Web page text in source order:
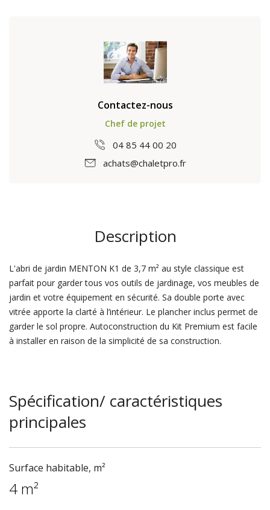
Contactez-nous
Chef de projet
04 85 44 00 20
achats@chaletpro.fr
Description
L'abri de jardin MENTON K1 de 3,7 m² au style classique est
parfait pour garder tous vos outils de jardinage, vos meubles de
jardin et votre équipement en sécurité. Sa double porte avec
vitrée apporte la clarté à l’intérieur. Le plancher inclus permet de
garder le sol propre. Autoconstruction du Kit Premium est facile
à installer en raison de la simplicité de sa construction.
Spécification/ caractéristiques
principales
Surface habitable, m²
4 m²